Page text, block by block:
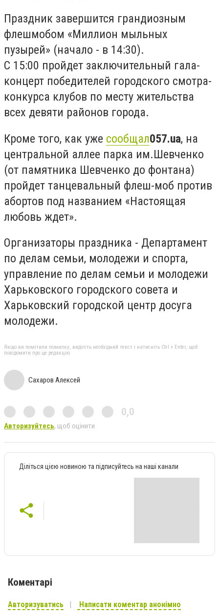
Праздник завершится грандиозным
флешмобом «Миллион мыльных
пузырей» (начало - в 14:30).
С 15:00 пройдет заключительный гала-
концерт победителей городского смотра-
конкурса клубов по месту жительства
всех девяти районов города.
Кроме того, как уже сообщал057.ua, на
центральной аллее парка им.Шевченко
(от памятника Шевченко до фонтана)
пройдет танцевальный флеш-моб против
абортов под названием «Настоящая
любовь ждет».
Организаторы праздника - Департамент
по делам семьи, молодежи и спорта,
управление по делам семьи и молодежи
Харьковского городского совета и
Харьковский городской центр досуга
молодежи.
Якщо ви помітили помилку, виділіть необхідний текст і натисніть Ctrl + Enter, щоб
повідомити про це редакцію
Сахаров Алексей
0,0
Авторизуйтесь, щоб оцінити
Діліться цією новиною та підписуйтесь на наші канали
Коментарі
Авторизуватись Написати коментар анонімно